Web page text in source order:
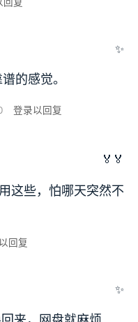
✨
的感觉。
登录以回复
🏅🏅
这些，怕哪天突然不
回复
✨